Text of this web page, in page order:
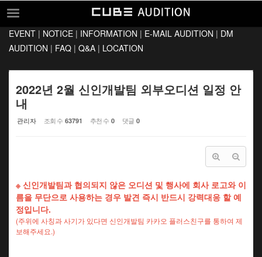
EVENT
INFORMATION
E-MAIL AUDITION
DM AUDITION
LOCATION
EVENT | NOTICE | INFORMATION | E-MAIL AUDITION | DM
AUDITION | FAQ | Q&A | LOCATION
2022년 2월 신인개발팀 외부오디션 일정 안
내
관리자 조회 수 63791 추천 수 0 댓글 0
※ 신인개발팀과 협의되지 않은 오디션 및 행사에 회사 로고와 이
름을 무단으로 사용하는 경우 발견 즉시 반드시 강력대응 할 예
정입니다.
(주위에 사칭과 사기가 있다면 신인개발팀 카카오 플러스친구를 통하여 제
보해주세요.)